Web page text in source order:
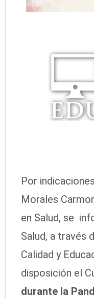
Por
Morales
en Salud, se
Salud, a través
Calidad y
disposición el
durante la